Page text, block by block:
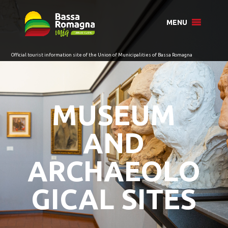
MENU
MUSEUM
AND
ARCHAEOLO
GICAL SITES